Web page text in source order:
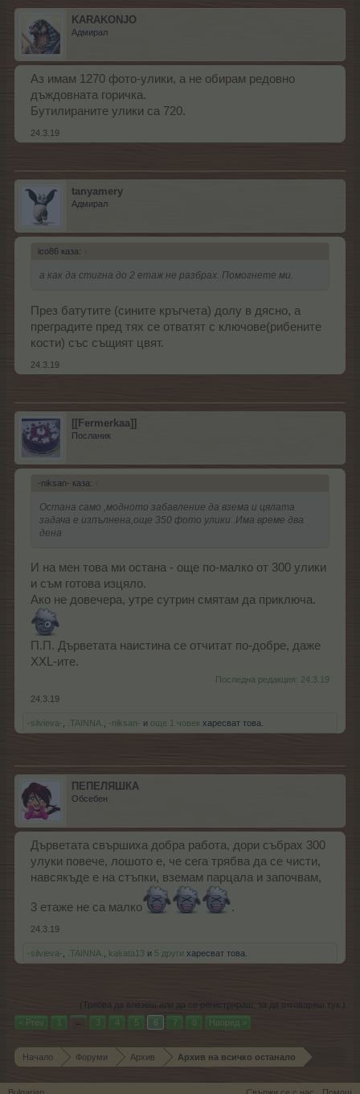
KARAKONJO
Адмирал
Аз имам 1270 фото-улики, а не обирам редовно
дъждовната горичка.
Бутилираните улики са 720.
24.3.19
tanyamery
Адмирал
ico86 каза: ↑
а как да стигна до 2 етаж не разбрах. Помогнете ми.
През батутите (сините кръгчета) долу в дясно, а
преградите пред тях се отватят с ключове(рибените
кости) със същият цвят.
24.3.19
[[Fermerkaa]]
Посланик
-niksan- каза: ↑
Остана само ,модното забавление да взема и цялата
задача е изпълнена,още 350 фото улики .Има време два
дена
И на мен това ми остана - още по-малко от 300 улики
и съм готова изцяло.
Ако не довечера, утре сутрин смятам да приключа.
П.П. Дърветата наистина се отчитат по-добре, даже
XXL-ите.
Последна редакция: 24.3.19
24.3.19
-silvieva- .TAINNA. -niksan- и още 1 човек харесват това.
ПЕПЕЛЯШКА
Обсебен
Дърветата свършиха добра работа, дори събрах 300
улуки повече, лошото е, че сега трябва да се чисти,
навсякъде е на стъпки, вземам парцала и започвам,
3 етаже не са малко .
24.3.19
-silvieva- .TAINNA. kakata13 и 5 други харесват това.
(Трябва да влезеш или да се регистрираш, за да отговаряш тук.)
< Prev
← 3 4 5 6 7 8 Напред >
Начало Форуми Архив Архив на всичко останало